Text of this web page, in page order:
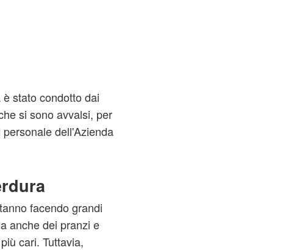
stato condotto dai
si sono avvalsi, per
dell'Azienda
facendo grandi
anche dei pranzi e
cari. Tuttavia,